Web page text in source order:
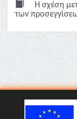
Η σχέση
των